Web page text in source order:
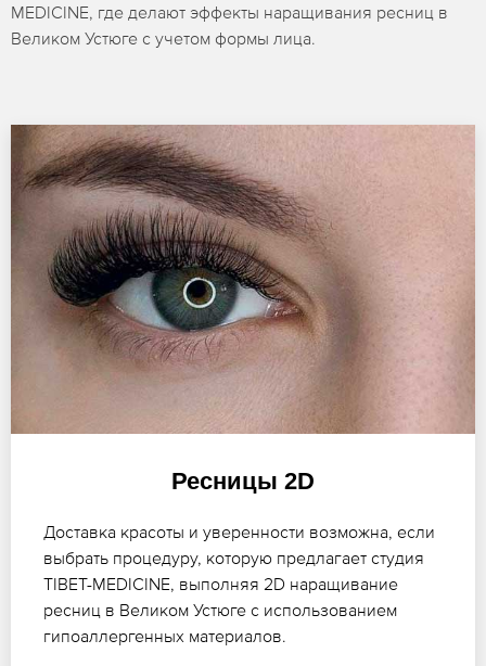
MEDICINE, где делают эффекты наращивания ресниц в
Великом Устюге с учетом формы лица.
Ресницы 2D
Доставка красоты и уверенности возможна, если
выбрать процедуру, которую предлагает студия
TIBET-MEDICINE, выполняя 2D наращивание
ресниц в Великом Устюге с использованием
гипоаллергенных материалов.